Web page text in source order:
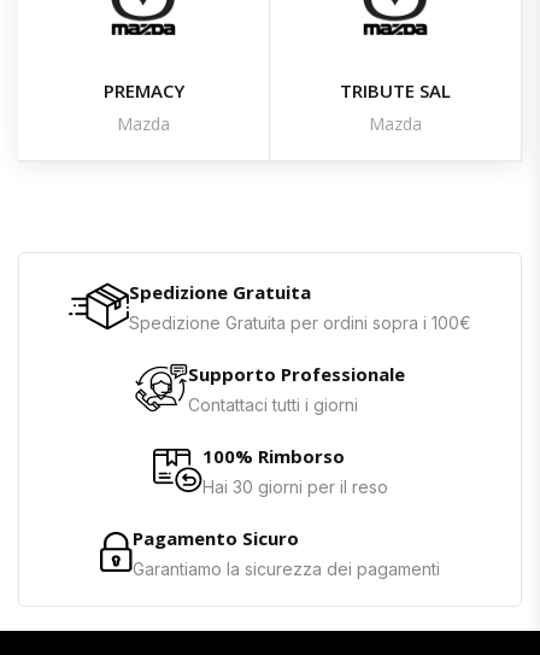
PREMACY
Mazda
TRIBUTE SAL
Mazda
Spedizione Gratuita
Spedizione Gratuita per ordini sopra i 100€
Supporto Professionale
Contattaci tutti i giorni
100% Rimborso
Hai 30 giorni per il reso
Pagamento Sicuro
Garantiamo la sicurezza dei pagamenti